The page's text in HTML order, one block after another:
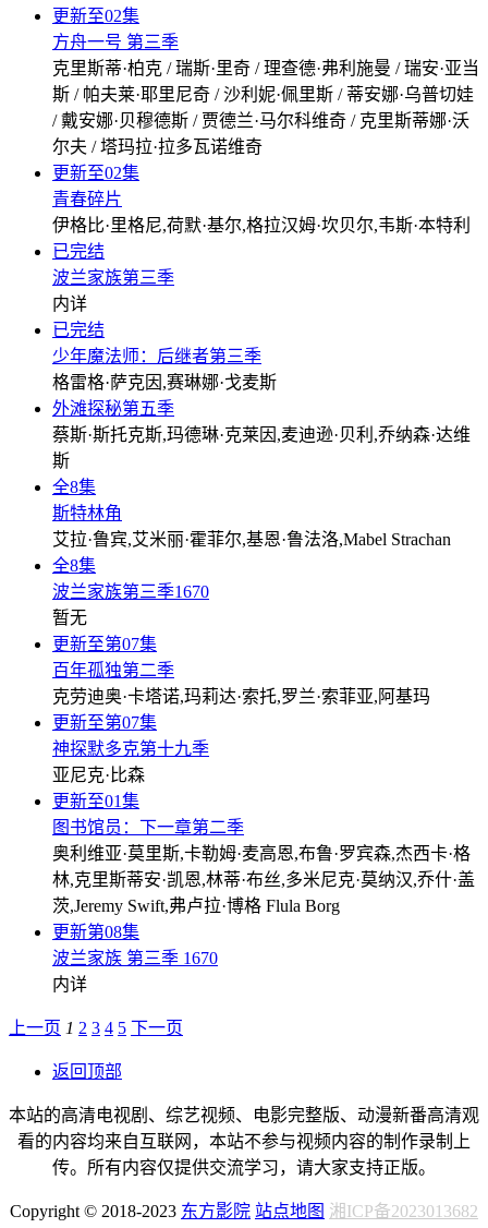
更新至02集
方舟一号 第三季
克里斯蒂·柏克 / 瑞斯·里奇 / 理查德·弗利施曼 / 瑞安·亚当
斯 / 帕夫莱·耶里尼奇 / 沙利妮·佩里斯 / 蒂安娜·乌普切娃
/ 戴安娜·贝穆德斯 / 贾德兰·马尔科维奇 / 克里斯蒂娜·沃
尔夫 / 塔玛拉·拉多瓦诺维奇
更新至02集
青春碎片
伊格比·里格尼,荷默·基尔,格拉汉姆·坎贝尔,韦斯·本特利
已完结
波兰家族第三季
内详
已完结
少年魔法师：后继者第三季
格雷格·萨克因,赛琳娜·戈麦斯
外滩探秘第五季
蔡斯·斯托克斯,玛德琳·克莱因,麦迪逊·贝利,乔纳森·达维
斯
全8集
斯特林角
艾拉·鲁宾,艾米丽·霍菲尔,基恩·鲁法洛,Mabel Strachan
全8集
波兰家族第三季1670
暂无
更新至第07集
百年孤独第二季
克劳迪奥·卡塔诺,玛莉达·索托,罗兰·索菲亚,阿基玛
更新至第07集
神探默多克第十九季
亚尼克·比森
更新至01集
图书馆员：下一章第二季
奥利维亚·莫里斯,卡勒姆·麦高恩,布鲁·罗宾森,杰西卡·格
林,克里斯蒂安·凯恩,林蒂·布丝,多米尼克·莫纳汉,乔什·盖
茨,Jeremy Swift,弗卢拉·博格 Flula Borg
更新第08集
波兰家族 第三季 1670
内详
上一页 1 2 3 4 5 下一页
返回顶部
本站的高清电视剧、综艺视频、电影完整版、动漫新番高清观
看的内容均来自互联网，本站不参与视频内容的制作录制上
传。所有内容仅提供交流学习，请大家支持正版。
Copyright © 2018-2023 东方影院 站点地图 湘ICP备2023013682